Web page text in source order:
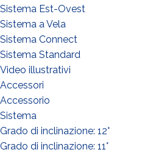
Sistema Est-Ovest
Sistema a Vela
Sistema Connect
Sistema Standard
Video illustrativi
Accessori
Accessorio
Sistema
Grado di inclinazione: 12°
Grado di inclinazione: 11°